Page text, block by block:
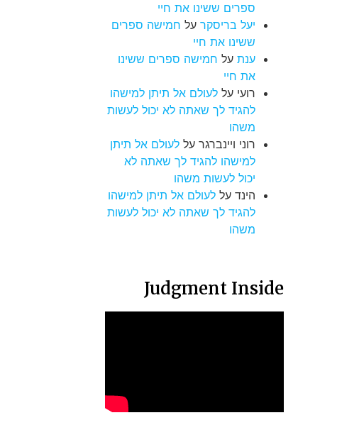
ספרים ששינו את חיי
יעל בריסקר על חמישה ספרים
ששינו את חיי
ענת על חמישה ספרים ששינו
את חיי
רועי עללעולם אל תיתן למישהו
להגיד לך שאתה לא יכול לעשות
משהו
רוני ויינברגר עללעולם אל תיתן
למישהו להגיד לך שאתה לא
יכול לעשות משהו
הינד עללעולם אל תיתן למישהו
להגיד לך שאתה לא יכול לעשות
משהו
Judgment Inside